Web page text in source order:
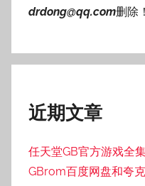
drdong@qq.com删除！
近期文章
任天堂GB官方游戏全
GBrom百度网盘和夸